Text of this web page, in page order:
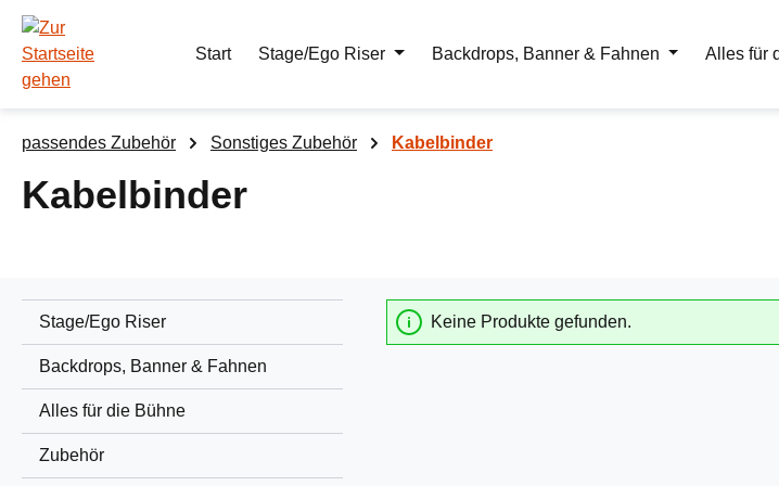
Hauptinhalt springen
Zur Suche springen
Zur Hauptnavigation springen
Start
Stage/Ego Riser Backdrops, Banner & Fahnen Alles für
passendes Zubehör Sonstiges Zubehör Kabelbinder
Kabelbinder
Stage/Ego Riser
Backdrops, Banner & Fahnen
Alles für die Bühne
Zubehör
Keine Produkte gefunden.